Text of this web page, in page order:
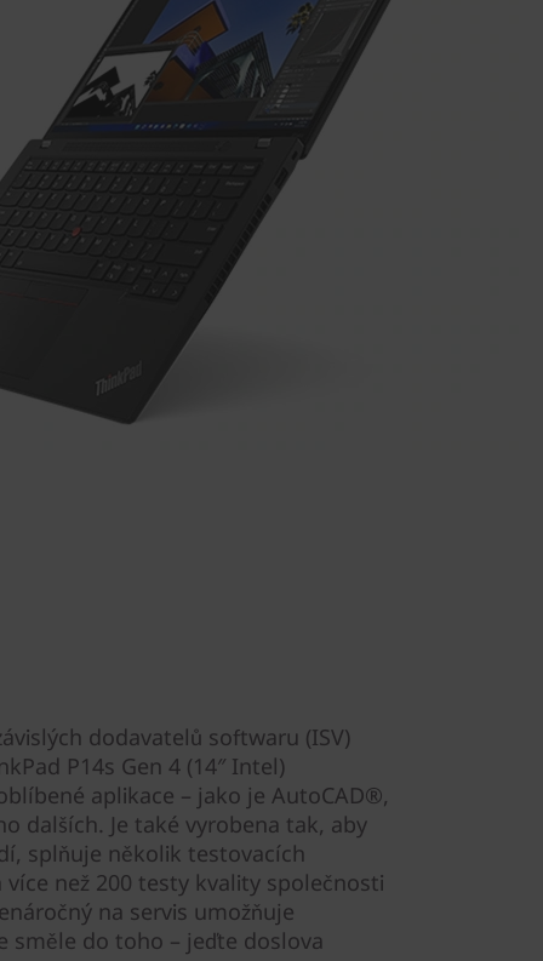
dodavatelů softwaru (ISV)
P14s Gen 4 (14″ Intel)
aplikace – jako je AutoCAD®,
dalších. Je také vyrobena tak, aby
splňuje několik testovacích
více než 200 testy kvality společnosti
na servis umožňuje
směle do toho – jeďte doslova